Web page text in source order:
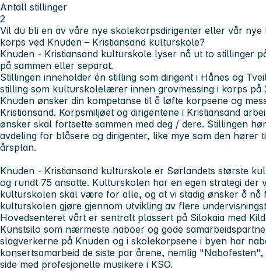
Antall stillinger
2
Vil du bli en av våre nye skolekorpsdirigenter eller vår
korps ved Knuden – Kristiansand kulturskole?
Knuden - Kristiansand kulturskole lyser nå ut to stillinger
på sammen eller separat.
Stillingen inneholder én stilling som dirigent i Hånes og
stilling som kulturskolelærer innen grovmessing i korps på
Knuden ønsker din kompetanse til å løfte korpsene og
Kristiansand. Korpsmiljøet og dirigentene i Kristiansand
ønsker skal fortsette sammen med deg / dere. Stillingen
avdeling for blåsere og dirigenter, like mye som den hører
årsplan.
Knuden - Kristiansand kulturskole er Sørlandets største
og rundt 75 ansatte. Kulturskolen har en egen strategi der
kulturskolen skal være for alle, og at vi stadig ønsker å nå
kulturskolen gjøre gjennom utvikling av flere
Hovedsenteret vårt er sentralt plassert på Silokaia med
Kunstsilo som nærmeste naboer og gode
slagverkerne på Knuden og i skolekorpsene i byen har
konsertsamarbeid de siste par årene, nemlig
side med profesjonelle musikere i KSO.